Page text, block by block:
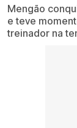
Mengão
e teve
treinador na